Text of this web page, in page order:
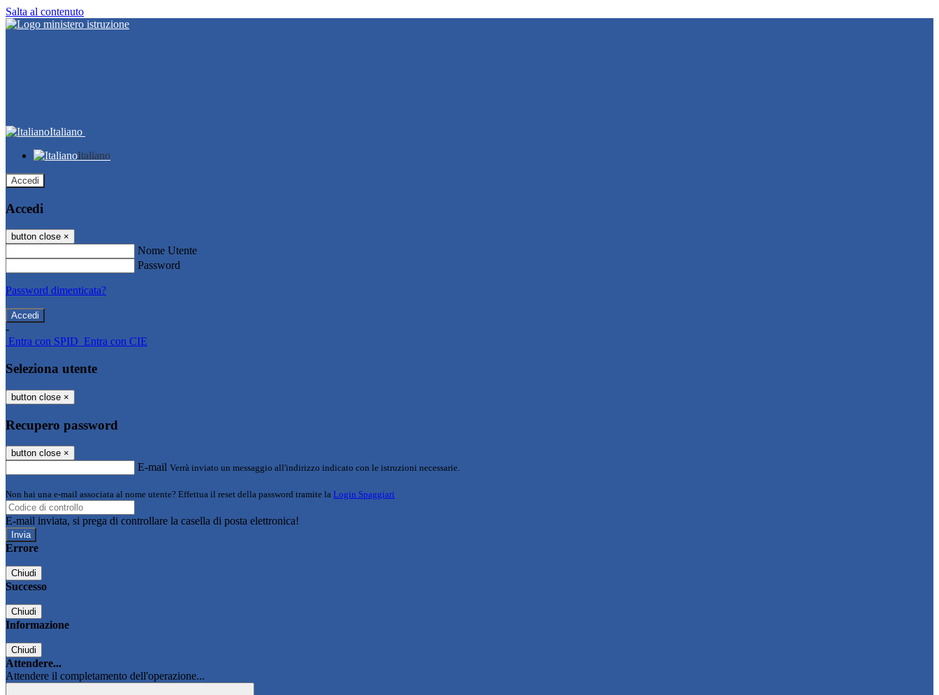
Salta al contenuto
Italiano
Italiano
Accedi
Accedi
button close ×
Nome Utente
Password
Password dimenticata?
-
Entra con SPID Entra con CIE
Seleziona utente
button close ×
Recupero password
button close ×
E-mail Verrà inviato un messaggio all'indirizzo indicato con le istruzioni necessarie.
Non hai una e-mail associata al nome utente? Effettua il reset della password tramite la Login Spaggiari
E-mail inviata, si prega di controllare la casella di posta elettronica!
Errore
Chiudi
Successo
Chiudi
Informazione
Chiudi
Attendere...
Attendere il completamento dell'operazione...